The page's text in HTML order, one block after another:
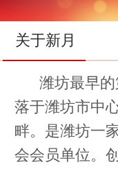
关于新月
潍坊最早的
落于潍坊市中
畔。是潍坊一
会会员单位。